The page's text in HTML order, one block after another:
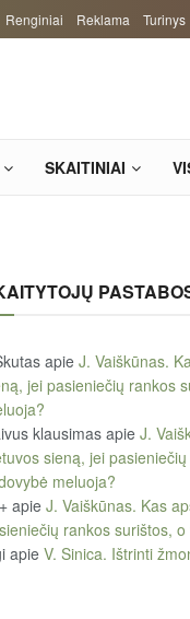
Renginiai Reklama Turinys
SKAITINIAI
apie J. Vaiškūnas.
jei pasieniečių rankos
klausimasapie J.
sieną, jei
meluoja?
apie J. Vaiškūnas. Kas
rankos surištos,
apie V. Sinica. Ištrinti